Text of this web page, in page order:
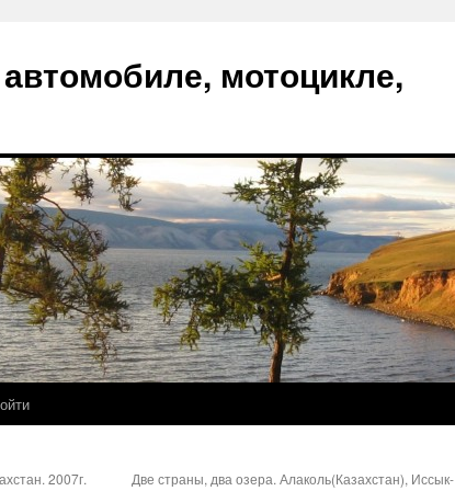
мотоцикле,
2007г.
Две страны, два озера. Алаколь(Казахстан), Иссык-